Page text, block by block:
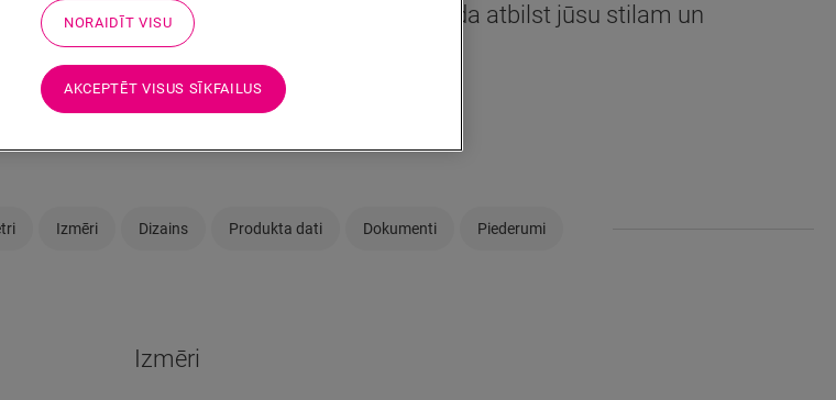
Vai neesat pārliecināti, ka šī grīda atbilst jūsu stilam un
vajadzībām?
Skatīt savā istabā
Izmēri Dizains Produkta dati Dokumenti Piederumi
Izmēri
NORAIDĪT VISU
AKCEPTĒT VISUS SĪKFAILUS